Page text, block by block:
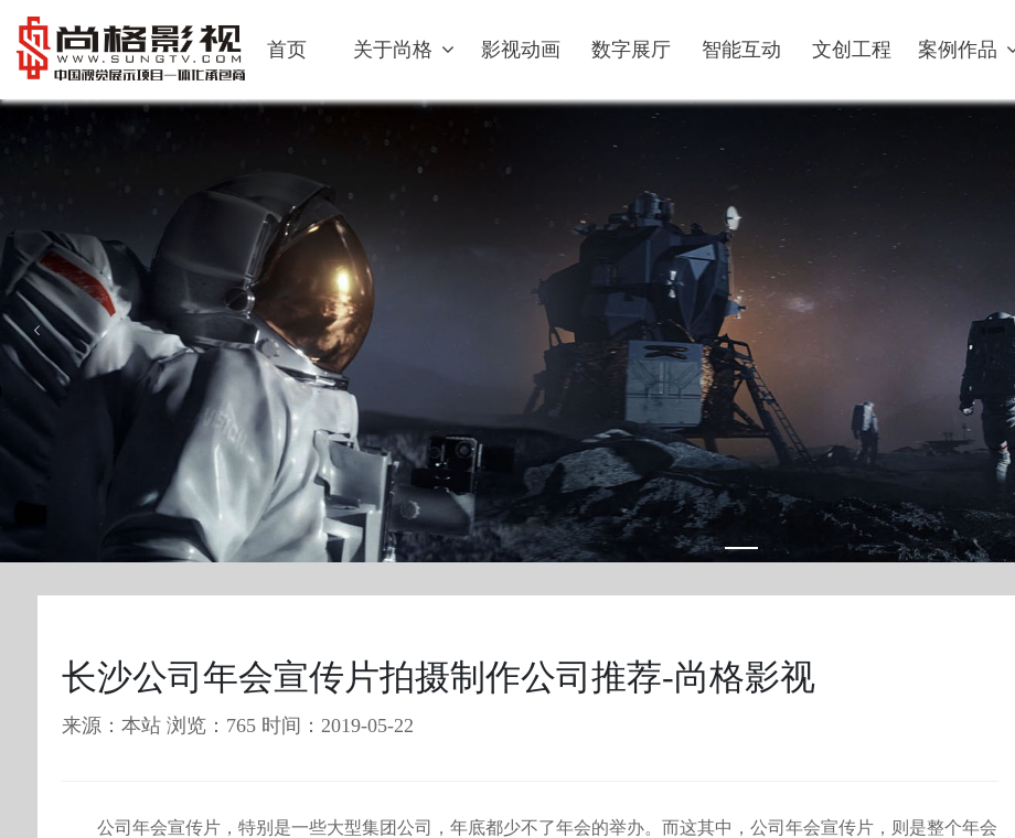
首页 关于尚格 影视动画 数字展厅 智能互动 文创工程 案例作品
长沙公司年会宣传片拍摄制作公司推荐-尚格影视
来源：本站 浏览：765 时间：2019-05-22
公司年会宣传片，特别是一些大型集团公司，年底都少不了年会的举办。而这其中，公司年会宣传片，则是整个年会